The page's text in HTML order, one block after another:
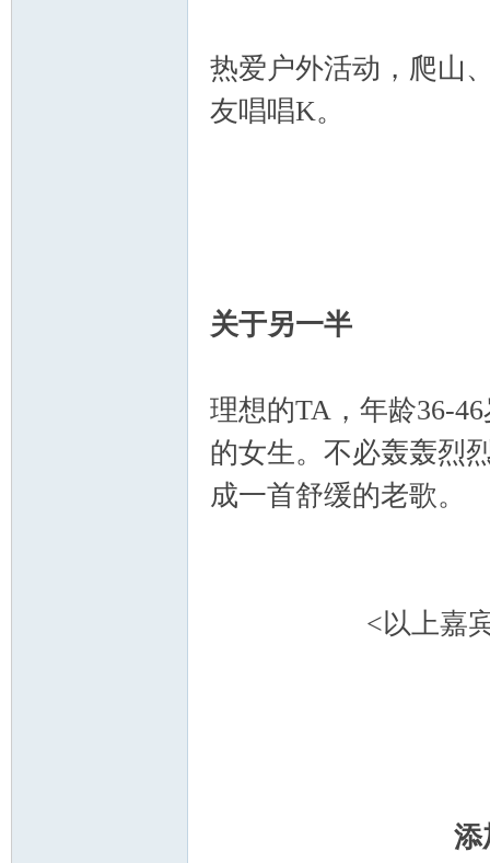
热爱户外活动，爬山
友唱唱K。
关于另一半
理想的TA，年龄36-
的女生。不必轰轰烈
成一首舒缓的老歌。
<以上嘉
添